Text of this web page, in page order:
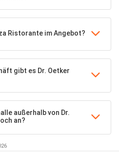
Ristorante im Angebot?
gibt es Dr. Oetker
außerhalb von Dr.
an?